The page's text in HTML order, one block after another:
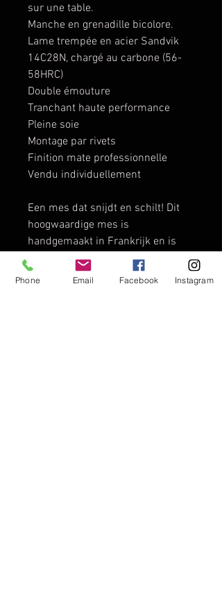
sur une table.
Manche en grenadille bicolore.
Lame trempée en acier Sandvik
14C28N, chargé au carbone (56-
58HRC)
Double émouture
Tranchant haute performance
Pleine soie
Montage par rivets
Finition mate professionnelle
Vendu individuellement
Een mes dat snijdt en schilt! Dit
hoogwaardige mes is
handgemaakt in Frankrijk en is
van een van de beste bestekstalen
die er is.
Phone Email Facebook Instagram